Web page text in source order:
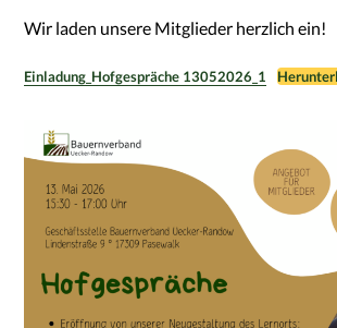
Wir laden unsere Mitglieder herzlich ein!
Einladung_Hofgespräche 13052026_1